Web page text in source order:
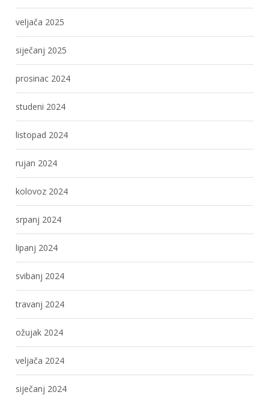
veljača 2025
siječanj 2025
prosinac 2024
studeni 2024
listopad 2024
rujan 2024
kolovoz 2024
srpanj 2024
lipanj 2024
svibanj 2024
travanj 2024
ožujak 2024
veljača 2024
siječanj 2024